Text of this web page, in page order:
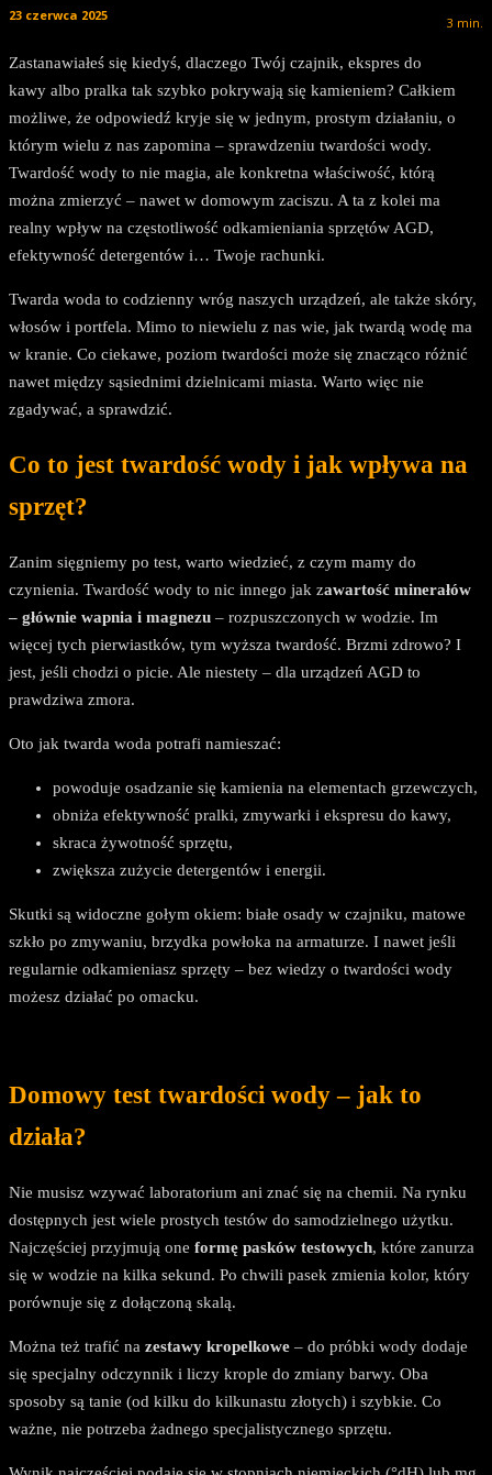
3 min.
23 czerwca 2025
Zastanawiałeś się kiedyś, dlaczego Twój czajnik, ekspres do
kawy albo pralka tak szybko pokrywają się kamieniem? Całkiem
możliwe, że odpowiedź kryje się w jednym, prostym działaniu, o
którym wielu z nas zapomina – sprawdzeniu twardości wody.
Twardość wody to nie magia, ale konkretna właściwość, którą
można zmierzyć – nawet w domowym zaciszu. A ta z kolei ma
realny wpływ na częstotliwość odkamieniania sprzętów AGD,
efektywność detergentów i… Twoje rachunki.
Twarda woda to codzienny wróg naszych urządzeń, ale także skóry,
włosów i portfela. Mimo to niewielu z nas wie, jak twardą wodę ma
w kranie. Co ciekawe, poziom twardości może się znacząco różnić
nawet między sąsiednimi dzielnicami miasta. Warto więc nie
zgadywać, a sprawdzić.
Co to jest twardość wody i jak wpływa na
sprzęt?
Zanim sięgniemy po test, warto wiedzieć, z czym mamy do
czynienia. Twardość wody to nic innego jak zawartość minerałów
– głównie wapnia i magnezu – rozpuszczonych w wodzie. Im
więcej tych pierwiastków, tym wyższa twardość. Brzmi zdrowo? I
jest, jeśli chodzi o picie. Ale niestety – dla urządzeń AGD to
prawdziwa zmora.
Oto jak twarda woda potrafi namieszać:
powoduje osadzanie się kamienia na elementach grzewczych,
obniża efektywność pralki, zmywarki i ekspresu do kawy,
skraca żywotność sprzętu,
zwiększa zużycie detergentów i energii.
Skutki są widoczne gołym okiem: białe osady w czajniku, matowe
szkło po zmywaniu, brzydka powłoka na armaturze. I nawet jeśli
regularnie odkamieniasz sprzęty – bez wiedzy o twardości wody
możesz działać po omacku.
Domowy test twardości wody – jak to
działa?
Nie musisz wzywać laboratorium ani znać się na chemii. Na rynku
dostępnych jest wiele prostych testów do samodzielnego użytku.
Najczęściej przyjmują one formę pasków testowych, które zanurza
się w wodzie na kilka sekund. Po chwili pasek zmienia kolor, który
porównuje się z dołączoną skalą.
Można też trafić na zestawy kropelkowe – do próbki wody dodaje
się specjalny odczynnik i liczy krople do zmiany barwy. Oba
sposoby są tanie (od kilku do kilkunastu złotych) i szybkie. Co
ważne, nie potrzeba żadnego specjalistycznego sprzętu.